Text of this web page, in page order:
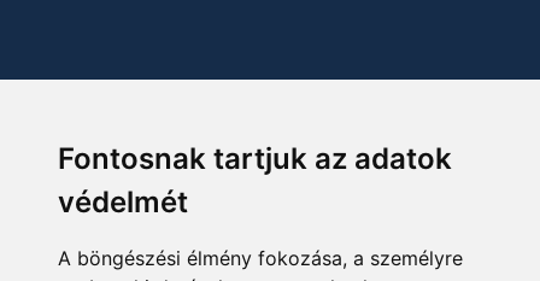
Fontosnak tartjuk az adatok
védelmét
A böngészési élmény fokozása, a személyre